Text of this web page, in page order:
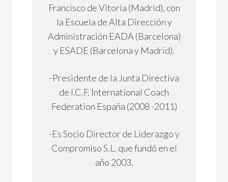
Francisco de Vitoria (Madrid), con
la Escuela de Alta Dirección y
Administración EADA (Barcelona)
y ESADE (Barcelona y Madrid).
-Presidente de la Junta Directiva
de I.C.F. International Coach
Federation España (2008 -2011)
-Es Socio Director de Liderazgo y
Compromiso S.L. que fundó en el
año 2003.